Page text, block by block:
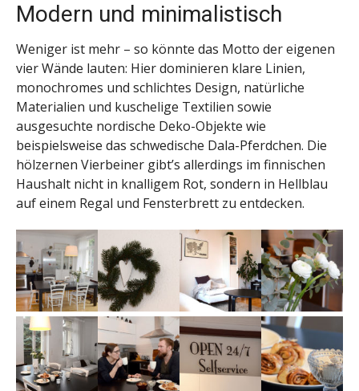
Modern und minimalistisch
Weniger ist mehr – so könnte das Motto der eigenen
vier Wände lauten: Hier dominieren klare Linien,
monochromes und schlichtes Design, natürliche
Materialien und kuschelige Textilien sowie
ausgesuchte nordische Deko-Objekte wie
beispielsweise das schwedische Dala-Pferdchen. Die
hölzernen Vierbeiner gibt’s allerdings im finnischen
Haushalt nicht in knalligem Rot, sondern in Hellblau
auf einem Regal und Fensterbrett zu entdecken.